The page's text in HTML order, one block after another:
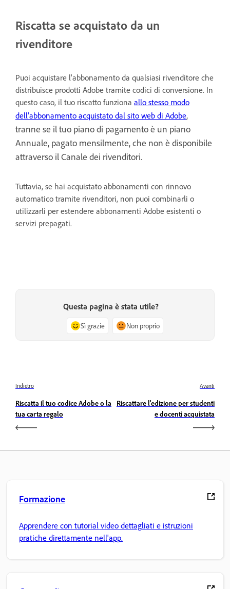
Riscatta se acquistato da un
rivenditore
Puoi acquistare l'abbonamento da qualsiasi rivenditore che
distribuisce prodotti Adobe tramite codici di conversione. In
questo caso, il tuo riscatto funziona allo stesso modo
dell'abbonamento acquistato dal sito web di Adobe,
tranne se il tuo piano di pagamento è un piano
Annuale, pagato mensilmente, che non è disponibile
attraverso il Canale dei rivenditori.
Tuttavia, se hai acquistato abbonamenti con rinnovo
automatico tramite rivenditori, non puoi combinarli o
utilizzarli per estendere abbonamenti Adobe esistenti o
servizi prepagati.
Questa pagina è stata utile?
Sì grazie Non proprio
Indietro
Riscatta il tuo codice Adobe o la
tua carta regalo
Avanti
Riscattare l'edizione per studenti
e docenti acquistata
Formazione
Apprendere con tutorial video dettagliati e istruzioni
pratiche direttamente nell'app.